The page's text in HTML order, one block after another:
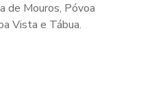
de Mouros, Póvoa
Vista e Tábua.